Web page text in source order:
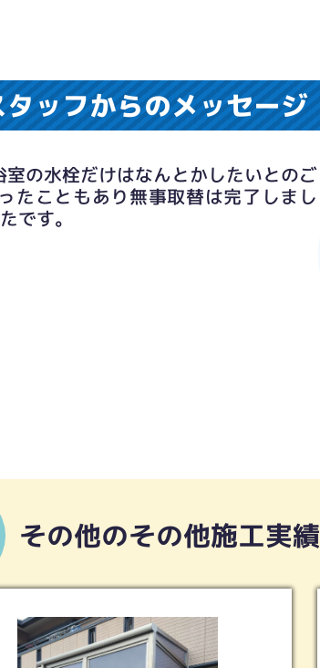
ッフからのメッセージ
の水栓だけはなんとかしたいとのご
たこともあり無事取替は完了しまし
です。
その他のその他施工実績